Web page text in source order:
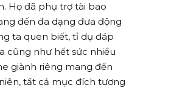
Họ đã phụ trợ tài bao
đến đa dạng đưa động
ta quen biết, tỉ dụ đáp
cũng như hết sức nhiều
giành riêng mang đến
tất cả mục đích tương